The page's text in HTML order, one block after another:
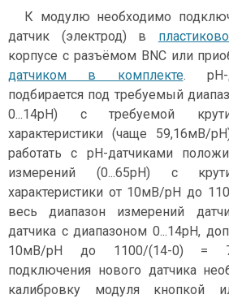
К модулю необходимо
датчик (электрод) в
корпусе с разъёмом BNC или
датчиком в комплекте. pH-
подбирается под требуемый
0...14pH) с требуемой
характеристики (чаще 59,16мВ/
работать с pH-датчиками
измерений (0...65pH) с
характеристики от 10мВ/pH до
весь диапазон измерений
датчика с диапазоном 0...14pH,
10мВ/pH до 1100/(14-0) =
подключения нового датчика
калибровку модуля кнопкой